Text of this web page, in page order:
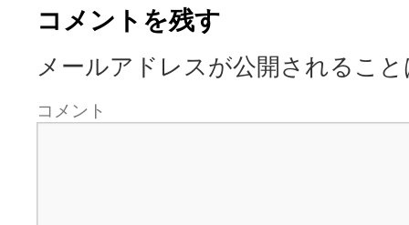
コメントを残す
メールアドレスが公開されるこ
コメント